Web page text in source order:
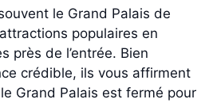
le Grand Palais de
populaires en
près de l’entrée. Bien
crédible, ils vous affirment
Grand Palais est fermé pour